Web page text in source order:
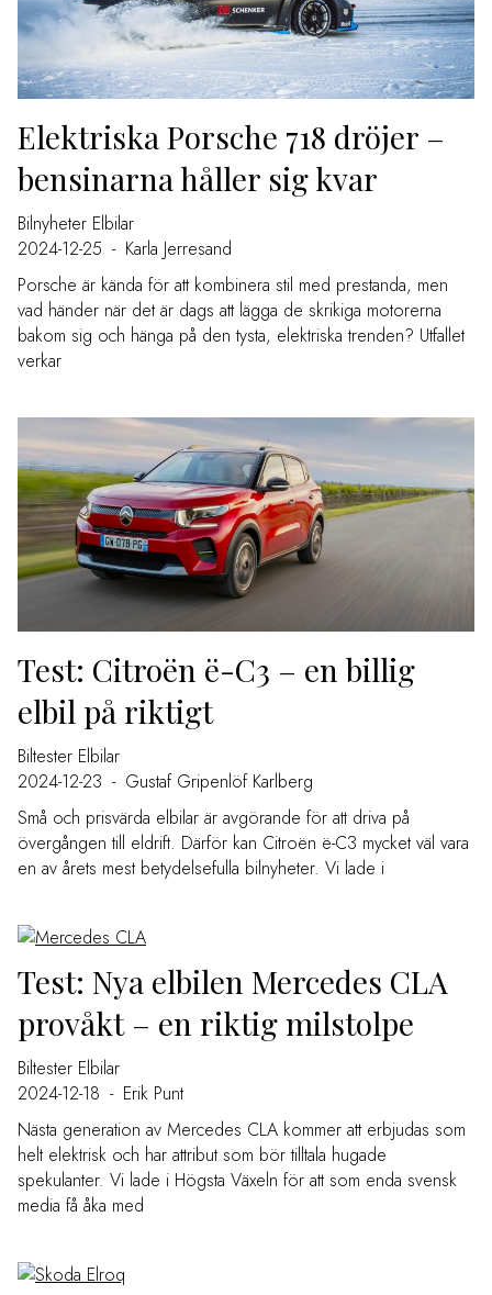
Elektriska Porsche 718 dröjer –
bensinarna håller sig kvar
Bilnyheter Elbilar
2024-12-25 - Karla Jerresand
Porsche är kända för att kombinera stil med prestanda, men
vad händer när det är dags att lägga de skrikiga motorerna
bakom sig och hänga på den tysta, elektriska trenden? Utfallet
verkar
Test: Citroën ë-C3 – en billig
elbil på riktigt
Biltester Elbilar
2024-12-23 - Gustaf Gripenlöf Karlberg
Små och prisvärda elbilar är avgörande för att driva på
övergången till eldrift. Därför kan Citroën ë-C3 mycket väl vara
en av årets mest betydelsefulla bilnyheter. Vi lade i
Test: Nya elbilen Mercedes CLA
provåkt – en riktig milstolpe
Biltester Elbilar
2024-12-18 - Erik Punt
Nästa generation av Mercedes CLA kommer att erbjudas som
helt elektrisk och har attribut som bör tilltala hugade
spekulanter. Vi lade i Högsta Växeln för att som enda svensk
media få åka med